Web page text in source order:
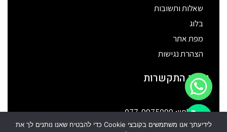
שאלות ותשובות
בלוג
מפת אתר
הצהרת נגישות
פרטי התקשרות
טלפון: 077-9975099
כתובת: רח' הכישור 51 חולון
לידיעתך אנו משתמשים בקובצי Cookie כדי להבטיח שאנו נותנים לך את
chaty